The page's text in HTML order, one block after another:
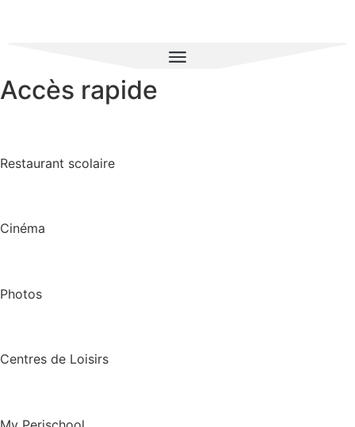
Accès rapide
Restaurant scolaire
Cinéma
Photos
Centres de Loisirs